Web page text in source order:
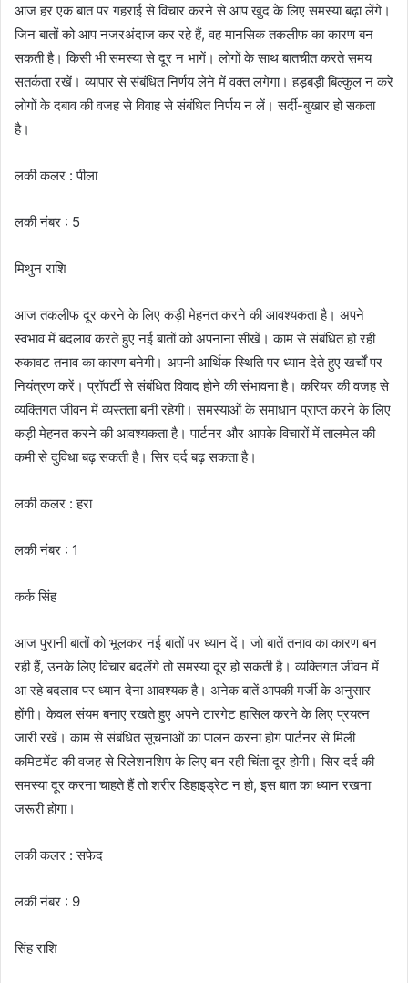
आज हर एक बात पर गहराई से विचार करने से आप खुद के लिए समस्या बढ़ा लेंगे।
जिन बातों को आप नजरअंदाज कर रहे हैं, वह मानसिक तकलीफ का कारण बन
सकती है। किसी भी समस्या से दूर न भागें। लोगों के साथ बातचीत करते समय
सतर्कता रखें। व्यापार से संबंधित निर्णय लेने में वक्त लगेगा। हड़बड़ी बिल्कुल न करे
लोगों के दबाव की वजह से विवाह से संबंधित निर्णय न लें। सर्दी-बुखार हो सकता
है।
लकी कलर : पीला
लकी नंबर : 5
मिथुन राशि
आज तकलीफ दूर करने के लिए कड़ी मेहनत करने की आवश्यकता है। अपने
स्वभाव में बदलाव करते हुए नई बातों को अपनाना सीखें। काम से संबंधित हो रही
रुकावट तनाव का कारण बनेगी। अपनी आर्थिक स्थिति पर ध्यान देते हुए खर्चों पर
नियंत्रण करें। प्रॉपर्टी से संबंधित विवाद होने की संभावना है। करियर की वजह से
व्यक्तिगत जीवन में व्यस्तता बनी रहेगी। समस्याओं के समाधान प्राप्त करने के लिए
कड़ी मेहनत करने की आवश्यकता है। पार्टनर और आपके विचारों में तालमेल की
कमी से दुविधा बढ़ सकती है। सिर दर्द बढ़ सकता है।
लकी कलर : हरा
लकी नंबर : 1
कर्क सिंह
आज पुरानी बातों को भूलकर नई बातों पर ध्यान दें। जो बातें तनाव का कारण बन
रही हैं, उनके लिए विचार बदलेंगे तो समस्या दूर हो सकती है। व्यक्तिगत जीवन में
आ रहे बदलाव पर ध्यान देना आवश्यक है। अनेक बातें आपकी मर्जी के अनुसार
होंगी। केवल संयम बनाए रखते हुए अपने टारगेट हासिल करने के लिए प्रयत्न
जारी रखें। काम से संबंधित सूचनाओं का पालन करना होग पार्टनर से मिली
कमिटमेंट की वजह से रिलेशनशिप के लिए बन रही चिंता दूर होगी। सिर दर्द की
समस्या दूर करना चाहते हैं तो शरीर डिहाइड्रेट न हो, इस बात का ध्यान रखना
जरूरी होगा।
लकी कलर : सफेद
लकी नंबर : 9
सिंह राशि